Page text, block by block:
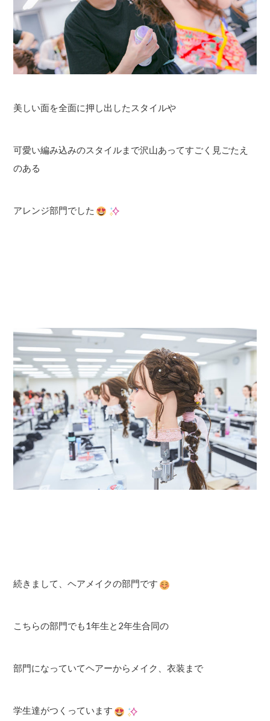
美しい面を全面に押し出したスタイルや
可愛い編み込みのスタイルまで沢山あってすごく見ごたえ
のある
アレンジ部門でした
続きまして、ヘアメイクの部門です
こちらの部門でも1年生と2年生合同の
部門になっていてヘアーからメイク、衣装まで
学生達がつくっています